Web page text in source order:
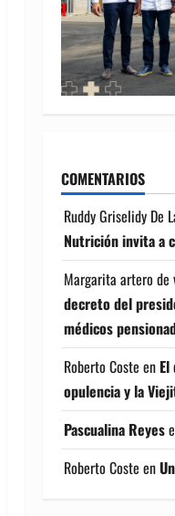
COMENTARIOS
Ruddy Griselidy De
Nutrición invita a
Margarita artero de
decreto del
médicos
Roberto Coste en
opulencia y la
Pascualina Reyes
Roberto Coste en